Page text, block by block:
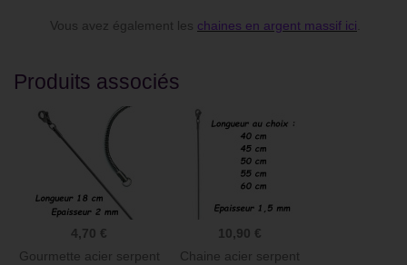
Vous avez également les chaines en argent massif ici
Produits associés
4,70 €
Gourmette acier serpent
10,90 €
Chaine acier serpent